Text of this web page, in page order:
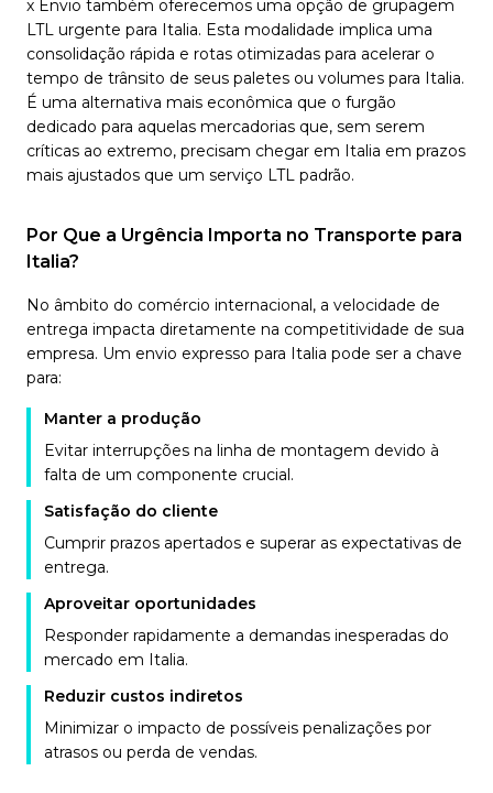
x Envio também oferecemos uma opção de grupagem
LTL urgente para Italia. Esta modalidade implica uma
consolidação rápida e rotas otimizadas para acelerar o
tempo de trânsito de seus paletes ou volumes para Italia.
É uma alternativa mais econômica que o furgão
dedicado para aquelas mercadorias que, sem serem
críticas ao extremo, precisam chegar em Italia em prazos
mais ajustados que um serviço LTL padrão.
Por Que a Urgência Importa no Transporte para
Italia?
No âmbito do comércio internacional, a velocidade de
entrega impacta diretamente na competitividade de sua
empresa. Um envio expresso para Italia pode ser a chave
para:
Manter a produção
Evitar interrupções na linha de montagem devido à
falta de um componente crucial.
Satisfação do cliente
Cumprir prazos apertados e superar as expectativas de
entrega.
Aproveitar oportunidades
Responder rapidamente a demandas inesperadas do
mercado em Italia.
Reduzir custos indiretos
Minimizar o impacto de possíveis penalizações por
atrasos ou perda de vendas.